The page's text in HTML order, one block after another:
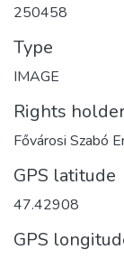
250458
Type
IMAGE
Rights
Fővárosi Szabó
GPS latitude
47.42908
GPS